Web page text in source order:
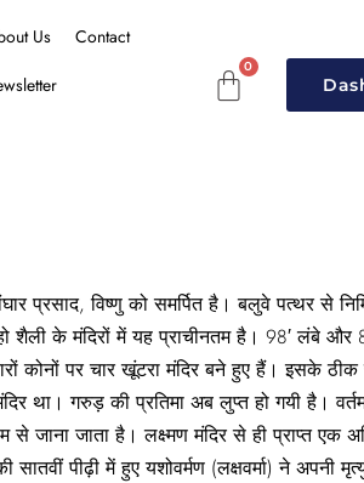
Us
Contact
प्रसाद, विष्णु को समर्पित है। बलुवे पत्थर से
शैली के मंदिरों में यह प्राचीनतम है। 98′ लंबे और
कोनों पर चार खूंटरा मंदिर बने हुए हैं। इसके
था। गरुड़ की प्रतिमा अब लुप्त हो गयी है।
से जाना जाता है। लक्ष्मण मंदिर से ही प्राप्त एक
पीढ़ी में हुए यशोवर्मण (लक्षवर्मा) ने अपनी